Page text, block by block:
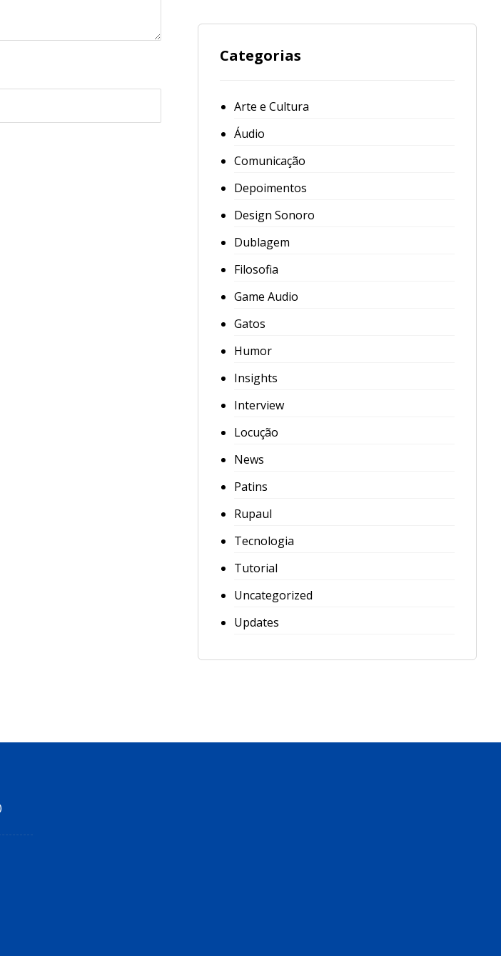
Categorias
Arte e Cultura
Áudio
Comunicação
Depoimentos
Design Sonoro
Dublagem
Filosofia
Game Audio
Gatos
Humor
Insights
Interview
Locução
News
Patins
Rupaul
Tecnologia
Tutorial
Uncategorized
Updates